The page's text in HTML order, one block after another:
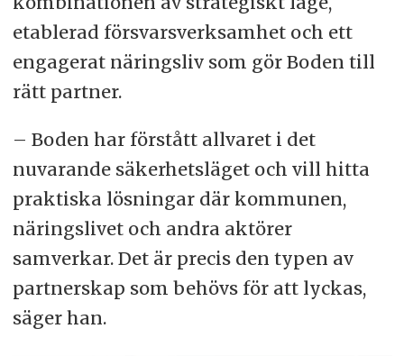
etablerad försvarsverksamhet och ett
engagerat näringsliv som gör Boden till
rätt partner.
– Boden har förstått allvaret i det
nuvarande säkerhetsläget och vill hitta
praktiska lösningar där kommunen,
näringslivet och andra aktörer
samverkar. Det är precis den typen av
partnerskap som behövs för att lyckas,
säger han.